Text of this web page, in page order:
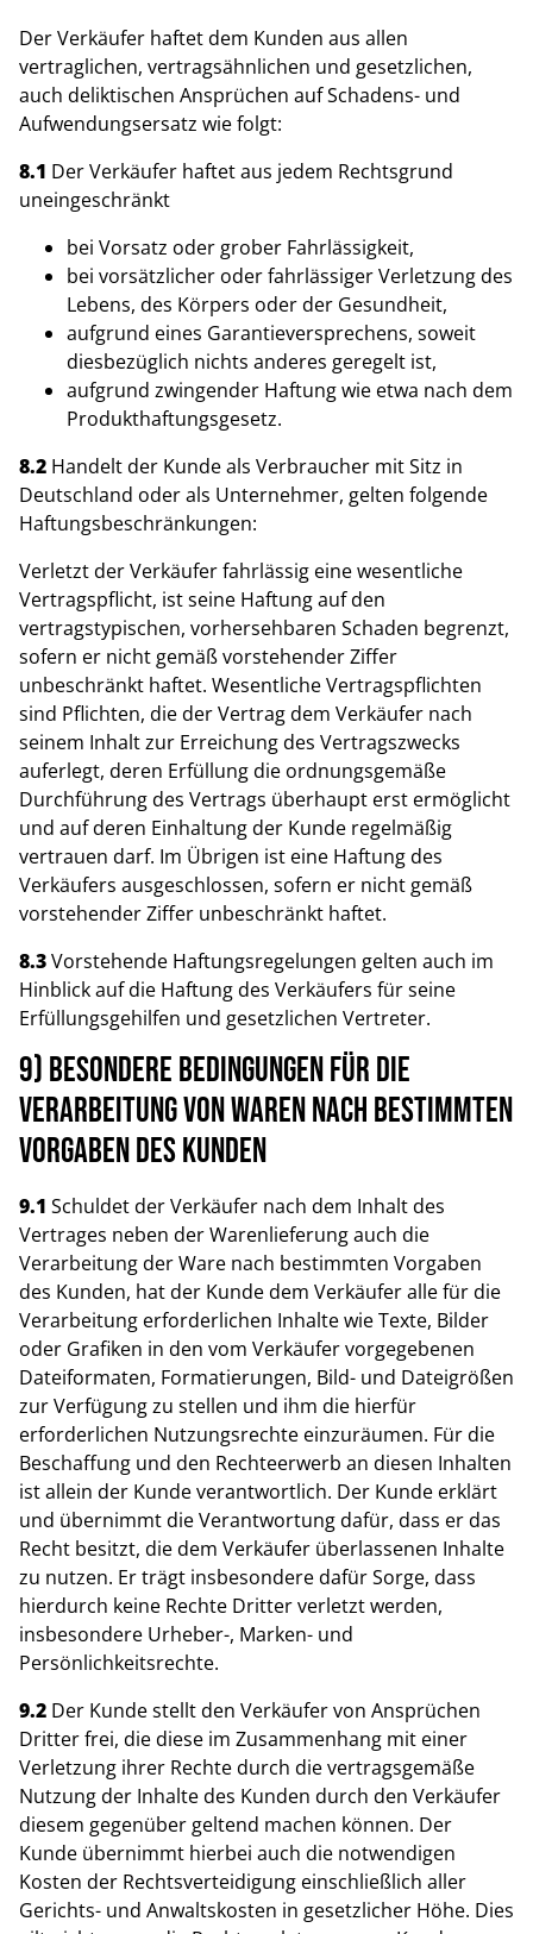
Der Verkäufer haftet dem Kunden aus allen
vertraglichen, vertragsähnlichen und gesetzlichen,
auch deliktischen Ansprüchen auf Schadens- und
Aufwendungsersatz wie folgt:
8.1 Der Verkäufer haftet aus jedem Rechtsgrund
uneingeschränkt
bei Vorsatz oder grober Fahrlässigkeit,
bei vorsätzlicher oder fahrlässiger Verletzung des
Lebens, des Körpers oder der Gesundheit,
aufgrund eines Garantieversprechens, soweit
diesbezüglich nichts anderes geregelt ist,
aufgrund zwingender Haftung wie etwa nach dem
Produkthaftungsgesetz.
8.2 Handelt der Kunde als Verbraucher mit Sitz in
Deutschland oder als Unternehmer, gelten folgende
Haftungsbeschränkungen:
Verletzt der Verkäufer fahrlässig eine wesentliche
Vertragspflicht, ist seine Haftung auf den
vertragstypischen, vorhersehbaren Schaden begrenzt,
sofern er nicht gemäß vorstehender Ziffer
unbeschränkt haftet. Wesentliche Vertragspflichten
sind Pflichten, die der Vertrag dem Verkäufer nach
seinem Inhalt zur Erreichung des Vertragszwecks
auferlegt, deren Erfüllung die ordnungsgemäße
Durchführung des Vertrags überhaupt erst ermöglicht
und auf deren Einhaltung der Kunde regelmäßig
vertrauen darf. Im Übrigen ist eine Haftung des
Verkäufers ausgeschlossen, sofern er nicht gemäß
vorstehender Ziffer unbeschränkt haftet.
8.3Vorstehende Haftungsregelungen gelten auch im
Hinblick auf die Haftung des Verkäufers für seine
Erfüllungsgehilfen und gesetzlichen Vertreter.
9) Besondere Bedingungen für die
Verarbeitung von Waren nach bestimmten
Vorgaben des Kunden
9.1 Schuldet der Verkäufer nach dem Inhalt des
Vertrages neben der Warenlieferung auch die
Verarbeitung der Ware nach bestimmten Vorgaben
des Kunden, hat der Kunde dem Verkäufer alle für die
Verarbeitung erforderlichen Inhalte wie Texte, Bilder
oder Grafiken in den vom Verkäufer vorgegebenen
Dateiformaten, Formatierungen, Bild- und Dateigrößen
zur Verfügung zu stellen und ihm die hierfür
erforderlichen Nutzungsrechte einzuräumen. Für die
Beschaffung und den Rechteerwerb an diesen Inhalten
ist allein der Kunde verantwortlich. Der Kunde erklärt
und übernimmt die Verantwortung dafür, dass er das
Recht besitzt, die dem Verkäufer überlassenen Inhalte
zu nutzen. Er trägt insbesondere dafür Sorge, dass
hierdurch keine Rechte Dritter verletzt werden,
insbesondere Urheber-, Marken- und
Persönlichkeitsrechte.
9.2 Der Kunde stellt den Verkäufer von Ansprüchen
Dritter frei, die diese im Zusammenhang mit einer
Verletzung ihrer Rechte durch die vertragsgemäße
Nutzung der Inhalte des Kunden durch den Verkäufer
diesem gegenüber geltend machen können. Der
Kunde übernimmt hierbei auch die notwendigen
Kosten der Rechtsverteidigung einschließlich aller
Gerichts- und Anwaltskosten in gesetzlicher Höhe. Dies